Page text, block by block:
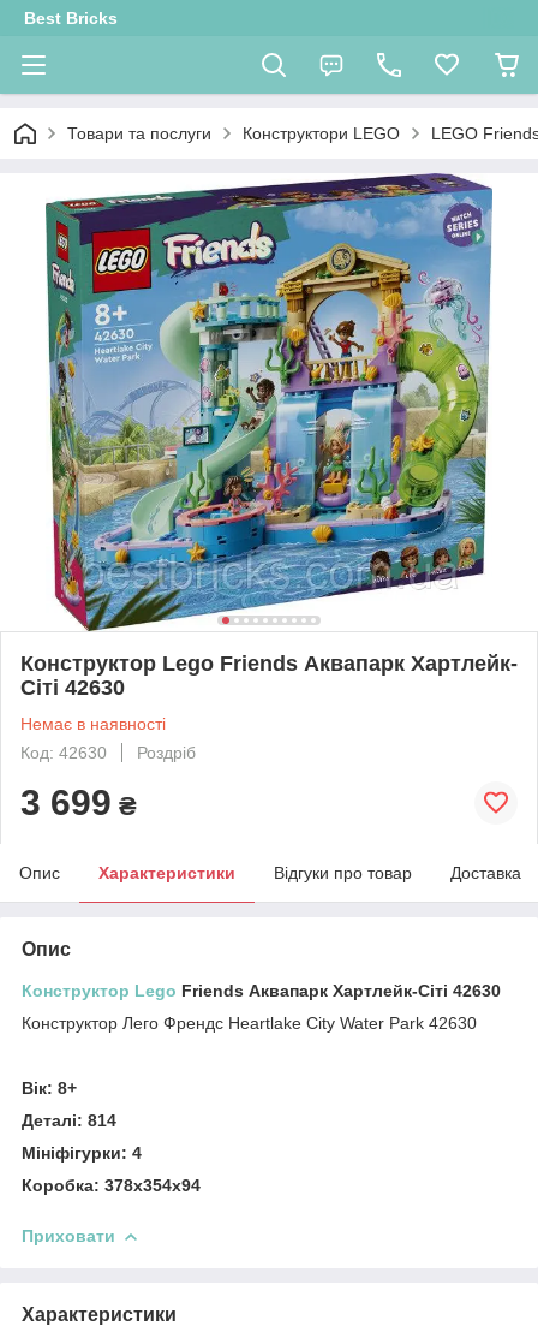
Best Bricks
Товари та послуги Конструктори LEGO LEGO
Конструктор Lego Friends Аквапарк Хартлейк-
Сіті 42630
Немає в наявності
Код: 42630
Роздріб
3 699 ₴
Опис Характеристики Відгуки про товар Доставка
Опис
Конструктор Lego Friends Аквапарк Хартлейк-Сіті 42630
Конструктор Лего Френдс Heartlake City Water Park 42630
Вік: 8+
Деталі: 814
Мініфігурки: 4
Коробка: 378х354х94
Приховати
Характеристики